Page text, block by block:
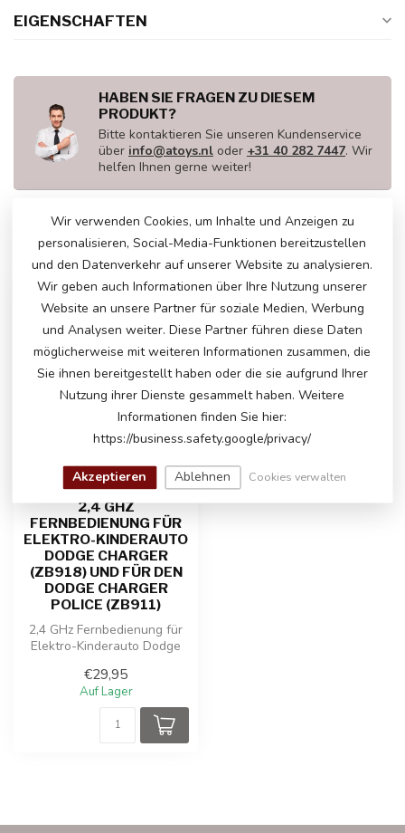
EIGENSCHAFTEN
HABEN SIE FRAGEN ZU DIESEM
PRODUKT?
Bitte kontaktieren Sie unseren Kundenservice
über info@atoys.nl oder +31 40 282 7447. Wir
helfen Ihnen gerne weiter!
ZULETZT ANGESEHEN
2,4 GHZ
FERNBEDIENUNG FÜR
ELEKTRO-KINDERAUTO
DODGE CHARGER
(ZB918) UND FÜR DEN
DODGE CHARGER
POLICE (ZB911)
2,4 GHz Fernbedienung für
Elektro-Kinderauto Dodge
D...
€29,95
Auf Lager
Wir verwenden Cookies, um Inhalte und Anzeigen zu
personalisieren, Social-Media-Funktionen bereitzustellen
und den Datenverkehr auf unserer Website zu analysieren.
Wir geben auch Informationen über Ihre Nutzung unserer
Website an unsere Partner für soziale Medien, Werbung
und Analysen weiter. Diese Partner führen diese Daten
möglicherweise mit weiteren Informationen zusammen, die
Sie ihnen bereitgestellt haben oder die sie aufgrund Ihrer
Nutzung ihrer Dienste gesammelt haben. Weitere
Informationen finden Sie hier:
https://business.safety.google/privacy/
Akzeptieren Ablehnen Cookies verwalten